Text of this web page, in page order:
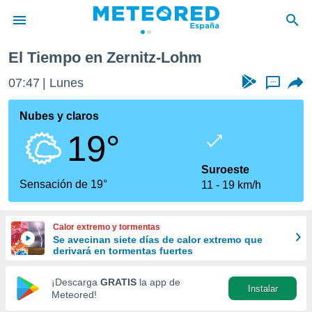
de
por
que se
calidad.
a este
las
y
forma
digital
basada
El Tiempo en Zernitz-Lohm
07:47 Lunes ...
Nubes y claros
19°
Sensación de 19°
Suroeste
11
19 km/h
Calor extremo y tormentas
Se avecinan siete días de calor extremo que
derivará en tormentas fuertes
¡Descarga GRATIS la app de
Meteored!
Instalar